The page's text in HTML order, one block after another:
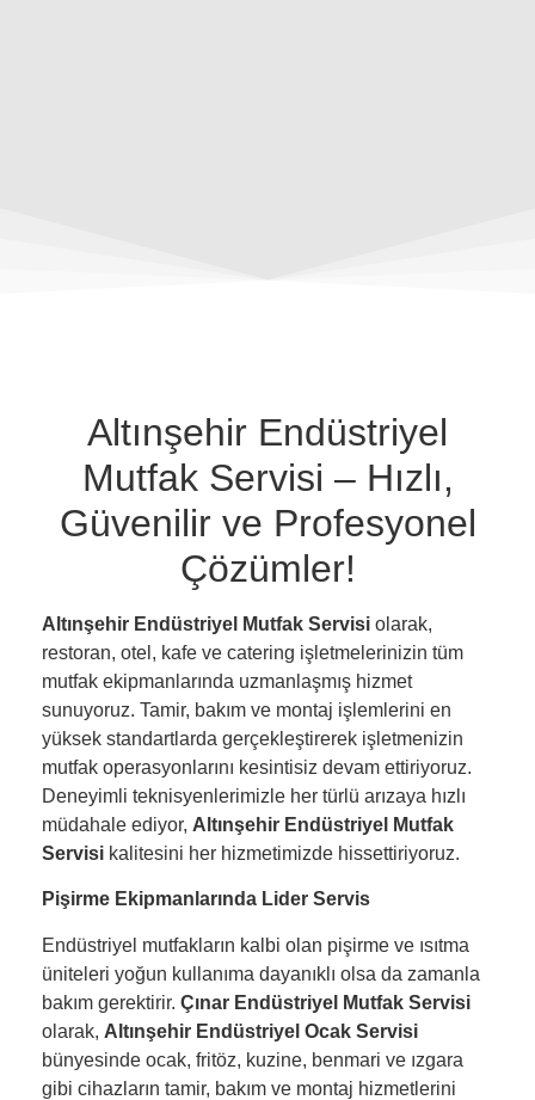
Altınşehir Endüstriyel
Mutfak Servisi – Hızlı,
Güvenilir ve Profesyonel
Çözümler!
Altınşehir Endüstriyel Mutfak Servisi olarak,
restoran, otel, kafe ve catering işletmelerinizin tüm
mutfak ekipmanlarında uzmanlaşmış hizmet
sunuyoruz. Tamir, bakım ve montaj işlemlerini en
yüksek standartlarda gerçekleştirerek işletmenizin
mutfak operasyonlarını kesintisiz devam ettiriyoruz.
Deneyimli teknisyenlerimizle her türlü arızaya hızlı
müdahale ediyor, Altınşehir Endüstriyel Mutfak
Servisi kalitesini her hizmetimizde hissettiriyoruz.
Pişirme Ekipmanlarında Lider Servis
Endüstriyel mutfakların kalbi olan pişirme ve ısıtma
üniteleri yoğun kullanıma dayanıklı olsa da zamanla
bakım gerektirir. Çınar Endüstriyel Mutfak Servisi
olarak, Altınşehir Endüstriyel Ocak Servisi
bünyesinde ocak, fritöz, kuzine, benmari ve ızgara
gibi cihazların tamir, bakım ve montaj hizmetlerini